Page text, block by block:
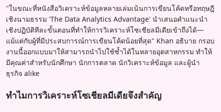
"ในขณะที่หนังสือวิเคราะห์ข้อมูลหลายเล่มเน้นการเขียนโค้ดหรือทฤษฎี
เชิงนามธรรม 'The Data Analytics Advantage' นำเสนอคำแนะนำ
เชิงปฏิบัติทีละขั้นตอนที่ทำให้การวิเคราะห์โซเชียลมีเดียเข้าถึงได้—
แม้แต่กับผู้ที่มีประสบการณ์การเขียนโค้ดน้อยที่สุด" Khan อธิบาย กรอบ
งานนี้ออกแบบมาให้สามารถนำไปใช้ซ้ำได้ในหลายอุตสาหกรรม ทำให้
มีคุณค่าสำหรับนักศึกษา นักการตลาด นักวิเคราะห์ข้อมูล และผู้นำ
ธุรกิจ alike
ทำไมการวิเคราะห์โซเชียลมีเดียจึงสำคัญ